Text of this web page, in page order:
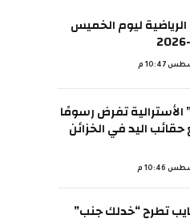
الرياضية ليوم الخميس
تفرض رسومًا
اليد في الخزائن
تطرح “خدلك جنب”